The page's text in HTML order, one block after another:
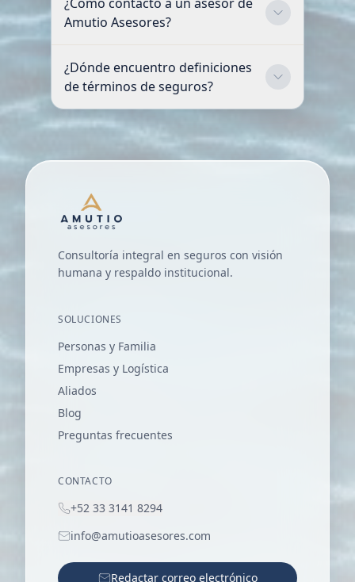
Amutio Asesores?
¿Dónde encuentro definiciones
de términos de seguros?
Consultoría integral en seguros con visión
humana y respaldo institucional.
SOLUCIONES
Personas y Familia
Empresas y Logística
Aliados
Blog
Preguntas frecuentes
CONTACTO
+52 33 3141 8294
info@amutioasesores.com
Redactar correo electrónico